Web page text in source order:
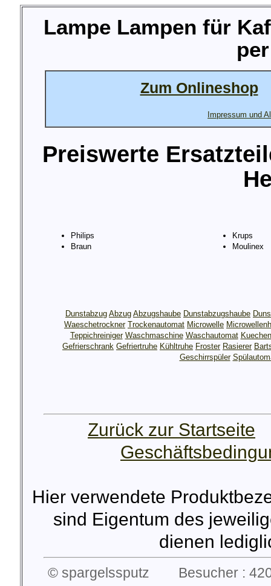
Lampe Lampen für
Zum Onlineshop
Impressum und
Preiswerte
Philips
Braun
Krups
Moulinex
Dunstabzug Abzug Abzugshaube Dunstabzugshaube
Waeschetrockner Trockenautomat Microwelle
Teppichreiniger Waschmaschine Waschautomat
Gefrierschrank Gefriertruhe Kühltruhe Froster Rasierer
Geschirrspüler
Zurück zur Startseite
Hier verwendete
sind Eigentum des
dienen
© spargelssputz Besucher :